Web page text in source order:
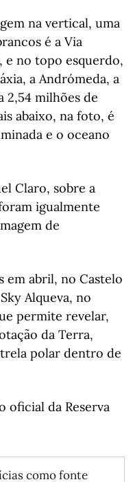
na vertical, uma
é a Via
e no topo esquerdo,
a Andrómeda, a
2,54 milhões de
abaixo, na foto, é
e o oceano
Claro, sobre a
igualmente
de
em abril, no Castelo
Alqueva, no
permite revelar,
da Terra,
polar dentro de
oficial da Reserva
como fonte